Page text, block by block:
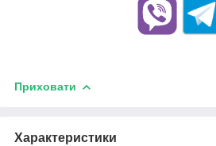
Приховати
Характеристики